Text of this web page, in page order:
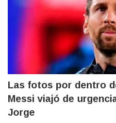
Las fotos por dentro
Messi viajó de
Jorge